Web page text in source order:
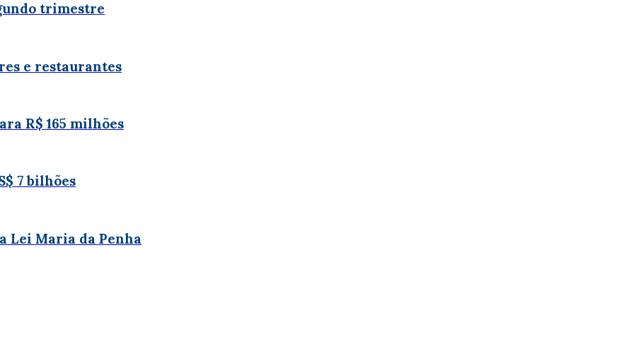
trimestre
e restaurantes
R$ 165 milhões
7 bilhões
Lei Maria da Penha